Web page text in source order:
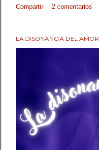
Compartir 2 comentarios
LA DISONANCIA DEL AMOR